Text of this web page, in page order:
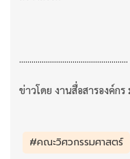
.....................................................
ข่าวโดย งานสื่อสารองค์ก
#คณะวิศวกรรมศาสตร์